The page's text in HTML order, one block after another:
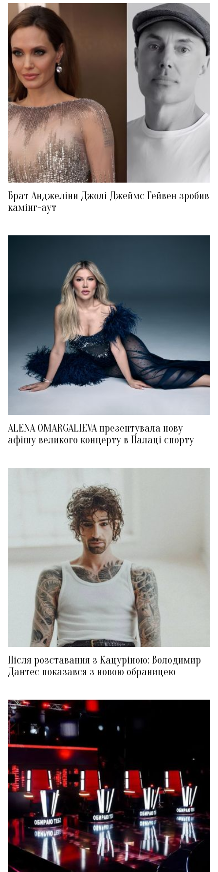
Брат Анджеліни Джолі Джеймс Гейвен зробив
камінг-аут
ALENA OMARGALIEVA презентувала нову
афішу великого концерту в Палаці спорту
Після розставання з Кацуріною: Володимир
Дантес показався з новою обраницею